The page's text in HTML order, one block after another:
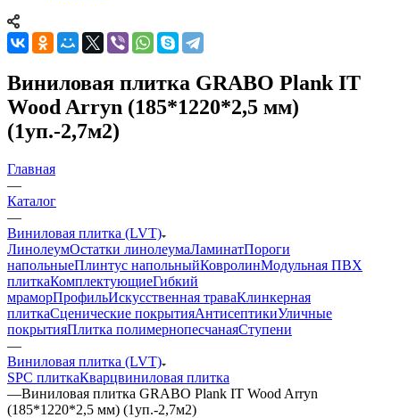
Виниловая плитка GRABO Plank IT
Wood Arryn (185*1220*2,5 мм)
(1уп.-2,7м2)
Главная
—
Каталог
—
Виниловая плитка (LVT)
ЛинолеумОстатки линолеумаЛаминатПороги
напольныеПлинтус напольныйКовролинМодульная ПВХ
плиткаКомплектующиеГибкий
мраморПрофильИскусственная траваКлинкерная
плиткаСценические покрытияАнтисептикиУличные
покрытияПлитка полимернопесчанаяСтупени
—
Виниловая плитка (LVT)
SPC плиткаКварцвиниловая плитка
—Виниловая плитка GRABO Plank IT Wood Arryn
(185*1220*2,5 мм) (1уп.-2,7м2)